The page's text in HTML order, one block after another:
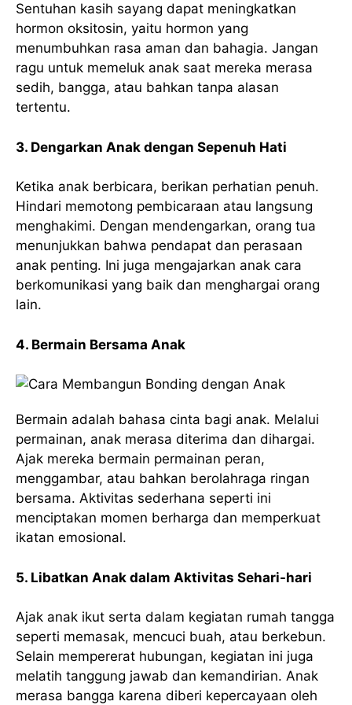
Sentuhan kasih sayang dapat meningkatkan
hormon oksitosin, yaitu hormon yang
menumbuhkan rasa aman dan bahagia. Jangan
ragu untuk memeluk anak saat mereka merasa
sedih, bangga, atau bahkan tanpa alasan
tertentu.
3. Dengarkan Anak dengan Sepenuh Hati
Ketika anak berbicara, berikan perhatian penuh.
Hindari memotong pembicaraan atau langsung
menghakimi. Dengan mendengarkan, orang tua
menunjukkan bahwa pendapat dan perasaan
anak penting. Ini juga mengajarkan anak cara
berkomunikasi yang baik dan menghargai orang
lain.
4. Bermain Bersama Anak
Bermain adalah bahasa cinta bagi anak. Melalui
permainan, anak merasa diterima dan dihargai.
Ajak mereka bermain permainan peran,
menggambar, atau bahkan berolahraga ringan
bersama. Aktivitas sederhana seperti ini
menciptakan momen berharga dan memperkuat
ikatan emosional.
5. Libatkan Anak dalam Aktivitas Sehari-hari
Ajak anak ikut serta dalam kegiatan rumah tangga
seperti memasak, mencuci buah, atau berkebun.
Selain mempererat hubungan, kegiatan ini juga
melatih tanggung jawab dan kemandirian. Anak
merasa bangga karena diberi kepercayaan oleh